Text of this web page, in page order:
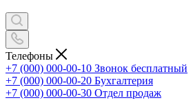
Телефоны
+7 (000) 000-00-10 Звонок бесплатный
+7 (000) 000-00-20 Бухгалтерия
+7 (000) 000-00-30 Отдел продаж